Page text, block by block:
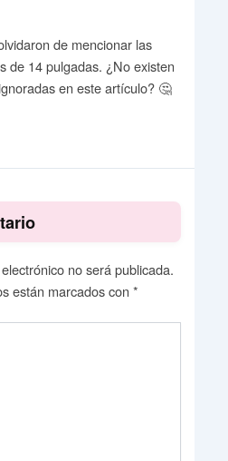
de mencionar las
de 14 pulgadas. ¿No existen
en este artículo? 🤔
no será publicada.
están marcados con *